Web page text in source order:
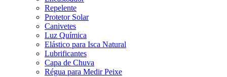
Repelente
Protetor Solar
Canivetes
Luz Química
Elástico para Isca Natural
Lubrificantes
Capa de Chuva
Régua para Medir Peixe